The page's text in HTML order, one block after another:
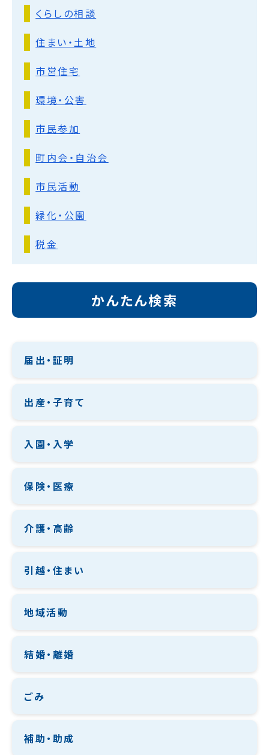
くらしの相談
住まい・土地
市営住宅
環境・公害
市民参加
町内会・自治会
市民活動
緑化・公園
税金
かんたん検索
届出・証明
出産・子育て
入園・入学
保険・医療
介護・高齢
引越・住まい
地域活動
結婚・離婚
ごみ
補助・助成